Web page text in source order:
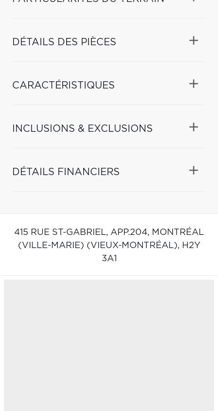
DÉTAILS DES PIÈCES
CARACTÉRISTIQUES
INCLUSIONS & EXCLUSIONS
DÉTAILS FINANCIERS
415 RUE ST-GABRIEL, APP.204, MONTRÉAL
(VILLE-MARIE) (VIEUX-MONTRÉAL), H2Y
3A1